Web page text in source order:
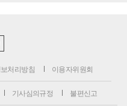
처리방침 이용자위원회
기사심의규정 불편신고